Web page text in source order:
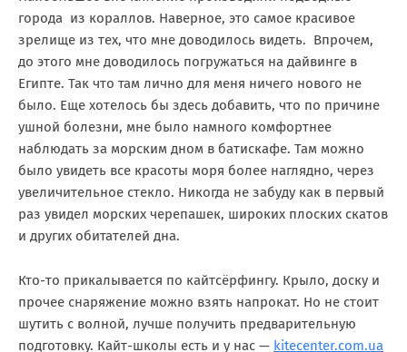
города из кораллов. Наверное, это самое красивое
зрелище из тех, что мне доводилось видеть. Впрочем,
до этого мне доводилось погружаться на дайвинге в
Египте. Так что там лично для меня ничего нового не
было. Еще хотелось бы здесь добавить, что по причине
ушной болезни, мне было намного комфортнее
наблюдать за морским дном в батискафе. Там можно
было увидеть все красоты моря более наглядно, через
увеличительное стекло. Никогда не забуду как в первый
раз увидел морских черепашек, широких плоских скатов
и других обитателей дна.
Кто-то прикалывается по кайтсёрфингу. Крыло, доску и
прочее снаряжение можно взять напрокат. Но не стоит
шутить с волной, лучше получить предварительную
подготовку. Кайт-школы есть и у нас — kitecenter.com.ua